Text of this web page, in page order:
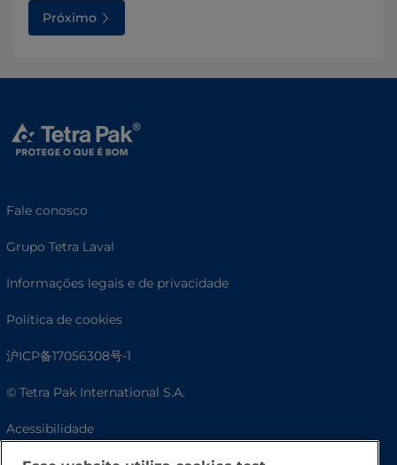
Próximo
Fale conosco
Grupo Tetra Laval
Informações legais e de privacidade
Política de cookies
沪ICP备17056308号-1
© Tetra Pak International S.A.
Acessibilidade